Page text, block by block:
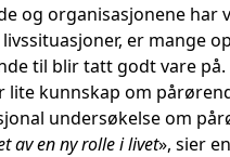
og organisasjonene
er mange
til blir tatt godt vare
lite kunnskap om
undersøkelse om
av en ny rolle i livet», sier